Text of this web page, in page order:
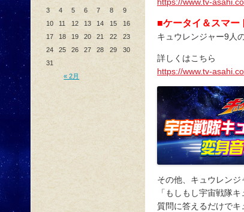
3
4 5 6 7 8
9
10
11 12 13 14 15
16
17
18 19 20 21 22
23
24
25 26 27 28 29
30
31
« 2月
■ケータイ＆スマー
キュウレンジャー9人
詳しくはこちら
https://www.tv-
その他、キュウレン
「もしもし宇宙戦隊
質問に答えるだけでキ